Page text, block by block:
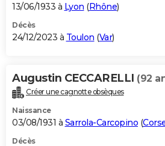
13/06/1933 à Lyon (Rhône)
Décès
24/12/2023 à Toulon (Var)
Augustin CECCARELLI (92
Créer une cagnotte obsèques
Naissance
03/08/1931 à Sarrola-Carcopino (
Décès